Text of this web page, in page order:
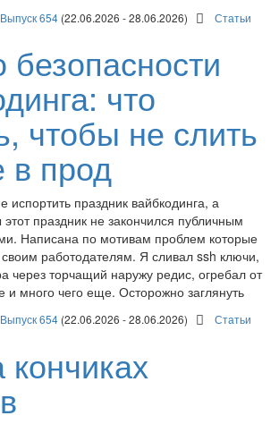
Выпуск 654 (22.06.2026 - 28.06.2026) Статьи
безопасности
что
чтобы не слить
в прод
испортить праздник вайбкодинга, а
этот праздник не закончился публичным
Написана по мотивам проблем которые
работодателям. Я сливал ssh ключи,
через торчащий наружу редис, огребал от
и много чего еще. Осторожно заглянуть
Выпуск 654 (22.06.2026 - 28.06.2026) Статьи
кончиках